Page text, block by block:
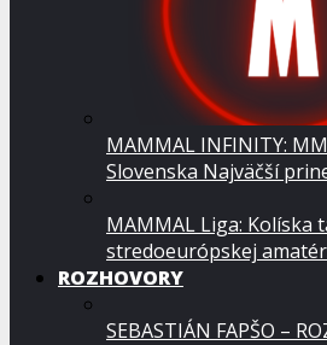
MAMMAL INFINITY:
Slovenska Najväčší
MAMMAL Liga: Kolíska
stredoeurópskej
ROZHOVORY
SEBASTIÁN FAPŠO –